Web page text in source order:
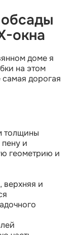
окна
доме я
на этом
самая дорогая
толщины
и
геометрию и
верхняя и